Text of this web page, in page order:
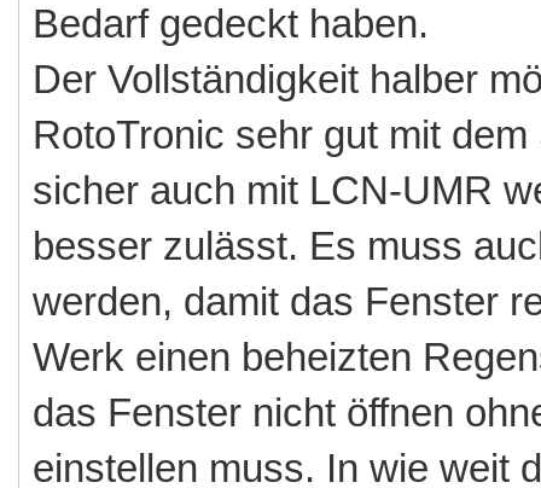
Bedarf gedeckt haben.
Der Vollständigkeit halber
RotoTronic sehr gut mit
sicher auch mit LCN-UMR
besser zulässt. Es muss
werden, damit das Fenster
Werk einen beheizten
das Fenster nicht öffnen
einstellen muss. In wie weit